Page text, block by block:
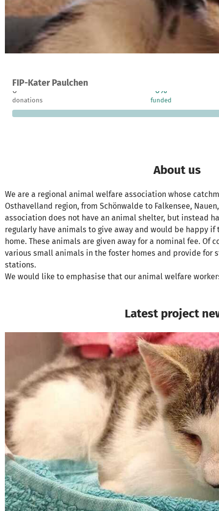
FIP-Kater Paulchen
A project in Nauen, Germany
0
donations
0%
funded
About us
We are a regional animal welfare association whose
Osthavelland region, from Schönwalde to Falkensee,
association does not have an animal shelter, but instead
regularly have animals to give away and would be happy
home. These animals are given away for a nominal fee. Of
various small animals in the foster homes and provide for
stations.
We would like to emphasise that our animal welfare
Latest project